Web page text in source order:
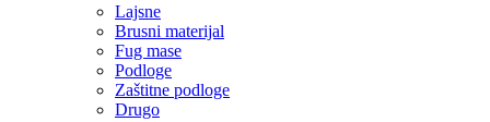
Lajsne
Brusni materijal
Fug mase
Podloge
Zaštitne podloge
Drugo